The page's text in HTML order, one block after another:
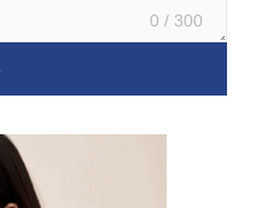
0 / 300